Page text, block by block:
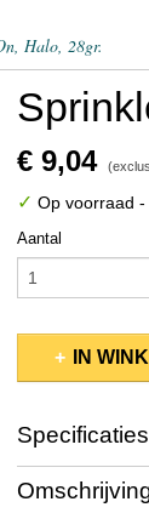
Halo, 28gr.
€ 9,04
✓ Op voorraad -
Aantal
IN
Specificaties
Productcode
EAN code